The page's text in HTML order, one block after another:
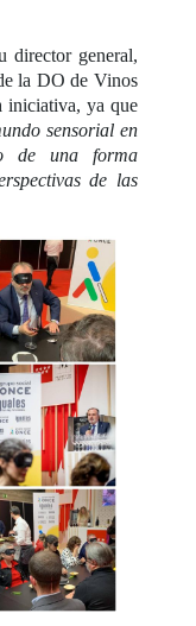
director general,
la DO de Vinos
iniciativa, ya que
sensorial en
de una forma
de las